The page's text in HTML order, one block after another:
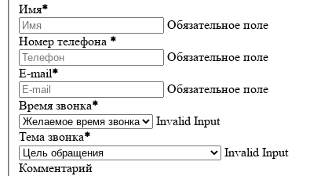
Имя*
Обязательное поле
Номер телефона *
Обязательное поле
E-mail*
Обязательное поле
Время звонка*
Invalid Input
Тема звонка*
Invalid Input
Комментарий